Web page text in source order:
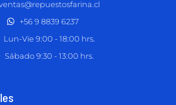
+56 9 8839 6237
Lun-Vie 9:00 - 18:00 hrs.
Sábado 9:30 - 13:00 hrs.